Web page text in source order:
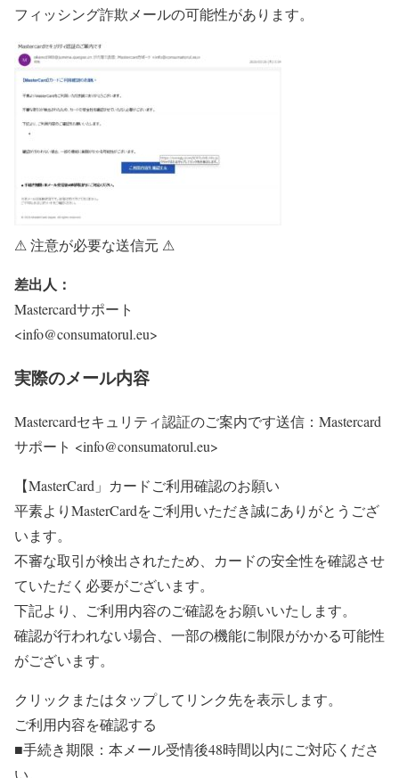
フィッシング詐欺メールの可能性があります。
⚠ 注意が必要な送信元 ⚠
差出人：
Mastercardサポート
<info@consumatorul.eu>
実際のメール内容
Mastercardセキュリティ認証のご案内です送信：Mastercard
サポート <info@consumatorul.eu>
【MasterCard」カードご利用確認のお願い
平素よりMasterCardをご利用いただき誠にありがとうござ
います。
不審な取引が検出されたため、カードの安全性を確認させ
ていただく必要がございます。
下記より、ご利用内容のご確認をお願いいたします。
確認が行われない場合、一部の機能に制限がかかる可能性
がございます。
クリックまたはタップしてリンク先を表示します。
ご利用内容を確認する
■手続き期限：本メール受情後48時間以内にご対応くださ
い。